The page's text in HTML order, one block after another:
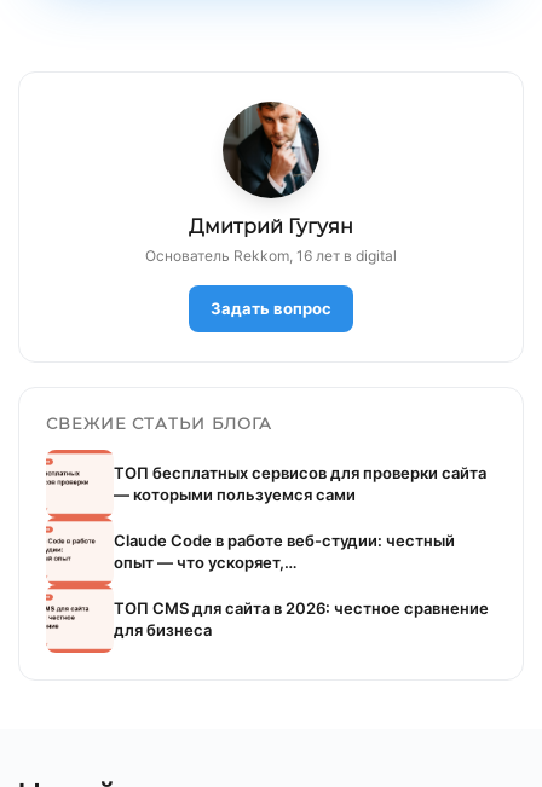
Дмитрий Гугуян
Основатель Rekkom, 16 лет в digital
Задать вопрос
СВЕЖИЕ СТАТЬИ БЛОГА
ТОП бесплатных сервисов для проверки сайта
— которыми пользуемся сами
Claude Code в работе веб-студии: честный
опыт — что ускоряет,…
ТОП CMS для сайта в 2026: честное сравнение
для бизнеса